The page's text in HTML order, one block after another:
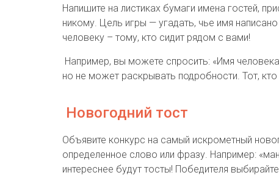
Напишите на листиках бумаги имена гостей,
никому. Цель игры — угадать, чье имя
человеку – тому, кто сидит рядом с вами!
Например, вы можете спросить: «Имя
но не может раскрывать подробности. Тот,
Новогодний тост
Объявите конкурс на самый искрометный
определенное слово или фразу. Например:
интереснее будут тосты! Победителя